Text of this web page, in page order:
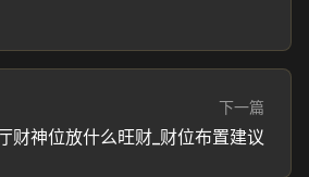
下一篇
财神位放什么旺财_财位布置建议